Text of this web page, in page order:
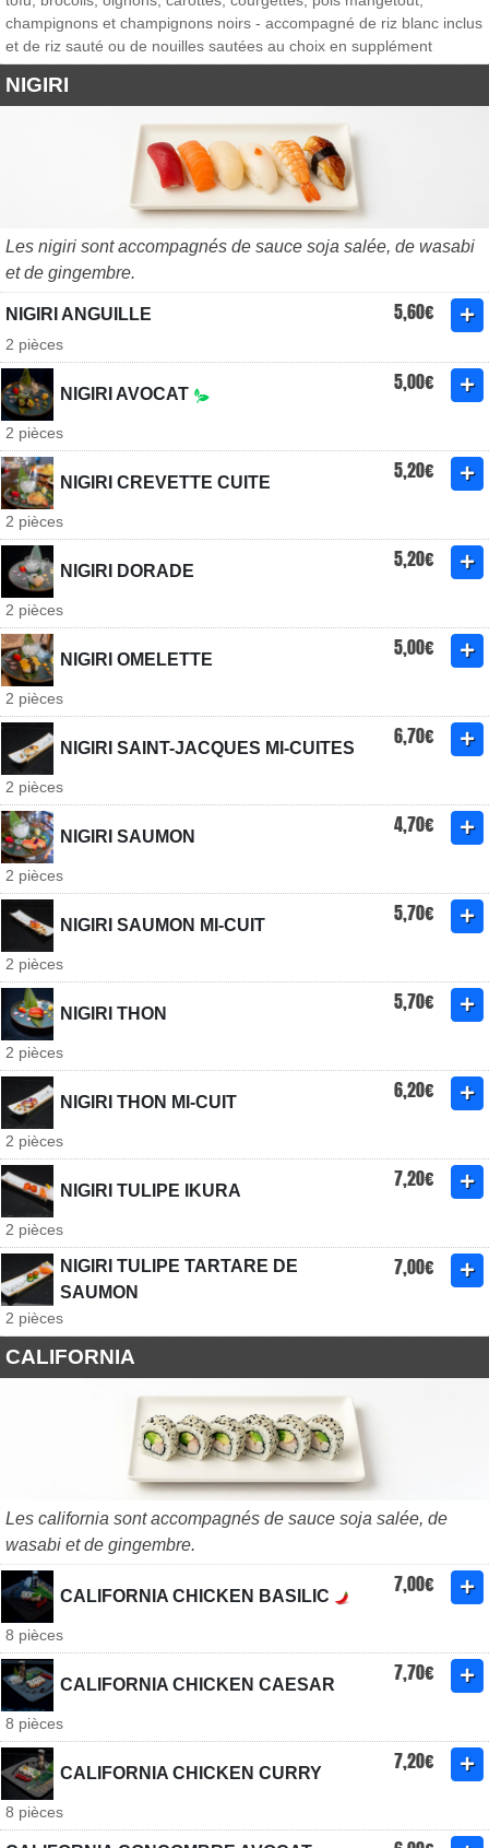
champignons et champignons noirs - accompagné de riz blanc inclus
et de riz sauté ou de nouilles sautées au choix en supplément
NIGIRI
Les nigiri sont accompagnés de sauce soja salée, de wasabi
et de gingembre.
NIGIRI ANGUILLE 5,60€
2 pièces
NIGIRI AVOCAT 5,00€
2 pièces
NIGIRI CREVETTE CUITE 5,20€
2 pièces
NIGIRI DORADE 5,20€
2 pièces
NIGIRI OMELETTE 5,00€
2 pièces
NIGIRI SAINT-JACQUES MI-CUITES 6,70€
2 pièces
NIGIRI SAUMON 4,70€
2 pièces
NIGIRI SAUMON MI-CUIT 5,70€
2 pièces
NIGIRI THON 5,70€
2 pièces
NIGIRI THON MI-CUIT 6,20€
2 pièces
NIGIRI TULIPE IKURA 7,20€
2 pièces
NIGIRI TULIPE TARTARE DE
SAUMON
7,00€
2 pièces
CALIFORNIA
Les california sont accompagnés de sauce soja salée, de
wasabi et de gingembre.
CALIFORNIA CHICKEN BASILIC 7,00€
8 pièces
CALIFORNIA CHICKEN CAESAR 7,70€
8 pièces
CALIFORNIA CHICKEN CURRY 7,20€
8 pièces